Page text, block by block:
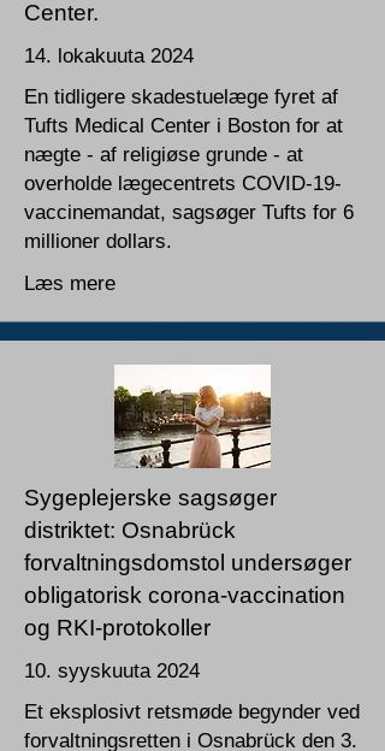
Center.
14. lokakuuta 2024
En tidligere skadestuelæge fyret af
Tufts Medical Center i Boston for at
nægte - af religiøse grunde - at
overholde lægecentrets COVID-19-
vaccinemandat, sagsøger Tufts for 6
millioner dollars.
Læs mere
Sygeplejerske sagsøger
distriktet: Osnabrück
forvaltningsdomstol undersøger
obligatorisk corona-vaccination
og RKI-protokoller
10. syyskuuta 2024
Et eksplosivt retsmøde begynder ved
forvaltningsretten i Osnabrück den 3.